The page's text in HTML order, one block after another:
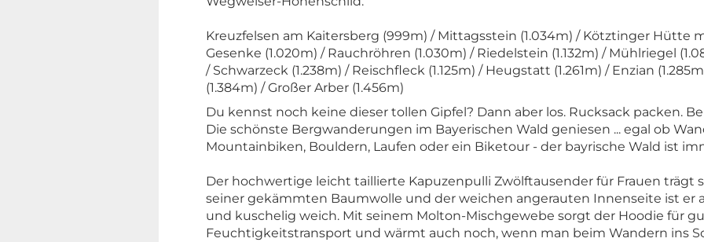
Kreuzfelsen am Kaitersberg (999m) / Mittagsstein (1.034m) / Kötztinger Hütte
Gesenke (1.020m) / Rauchröhren (1.030m) / Riedelstein (1.132m) / Mühlriegel
/ Schwarzeck (1.238m) / Reischfleck (1.125m) / Heugstatt (1.261m) / Enzian
(1.384m) / Großer Arber (1.456m)
Du kennst noch keine dieser tollen Gipfel? Dann aber los. Rucksack packen.
Die schönste Bergwanderungen im Bayerischen Wald geniesen ... egal ob
Mountainbiken, Bouldern, Laufen oder ein Biketour - der bayrische Wald ist
Der hochwertige leicht taillierte Kapuzenpulli Zwölftausender für Frauen trägt
seiner gekämmten Baumwolle und der weichen angerauten Innenseite ist er
und kuschelig weich. Mit seinem Molton-Mischgewebe sorgt der Hoodie für
Feuchtigkeitstransport und wärmt auch noch, wenn man beim Wandern ins